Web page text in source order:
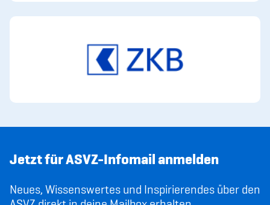
Jetzt für ASVZ-Infomail anmelden
Neues, Wissenswertes und Inspirierendes über den